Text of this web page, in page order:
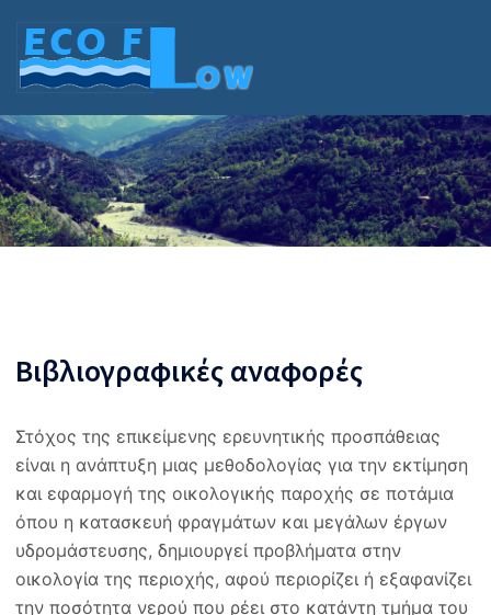
content
Βιβλιογραφικές αναφορές
Στόχος της επικείμενης ερευνητικής προσπάθειας
είναι η ανάπτυξη μιας μεθοδολογίας για την εκτίμηση
και εφαρμογή της οικολογικής παροχής σε ποτάμια
όπου η κατασκευή φραγμάτων και μεγάλων έργων
υδρομάστευσης, δημιουργεί προβλήματα στην
οικολογία της περιοχής, αφού περιορίζει ή εξαφανίζει
την ποσότητα νερού που ρέει στο κατάντη τμήμα του